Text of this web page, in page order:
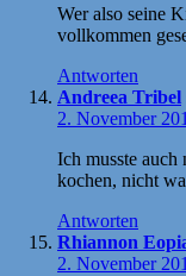
Wer also seine
vollkommen
Antworten
Andreea Tribel
2. November
Ich musste
kochen, nicht
Antworten
Rhiannon
2. November